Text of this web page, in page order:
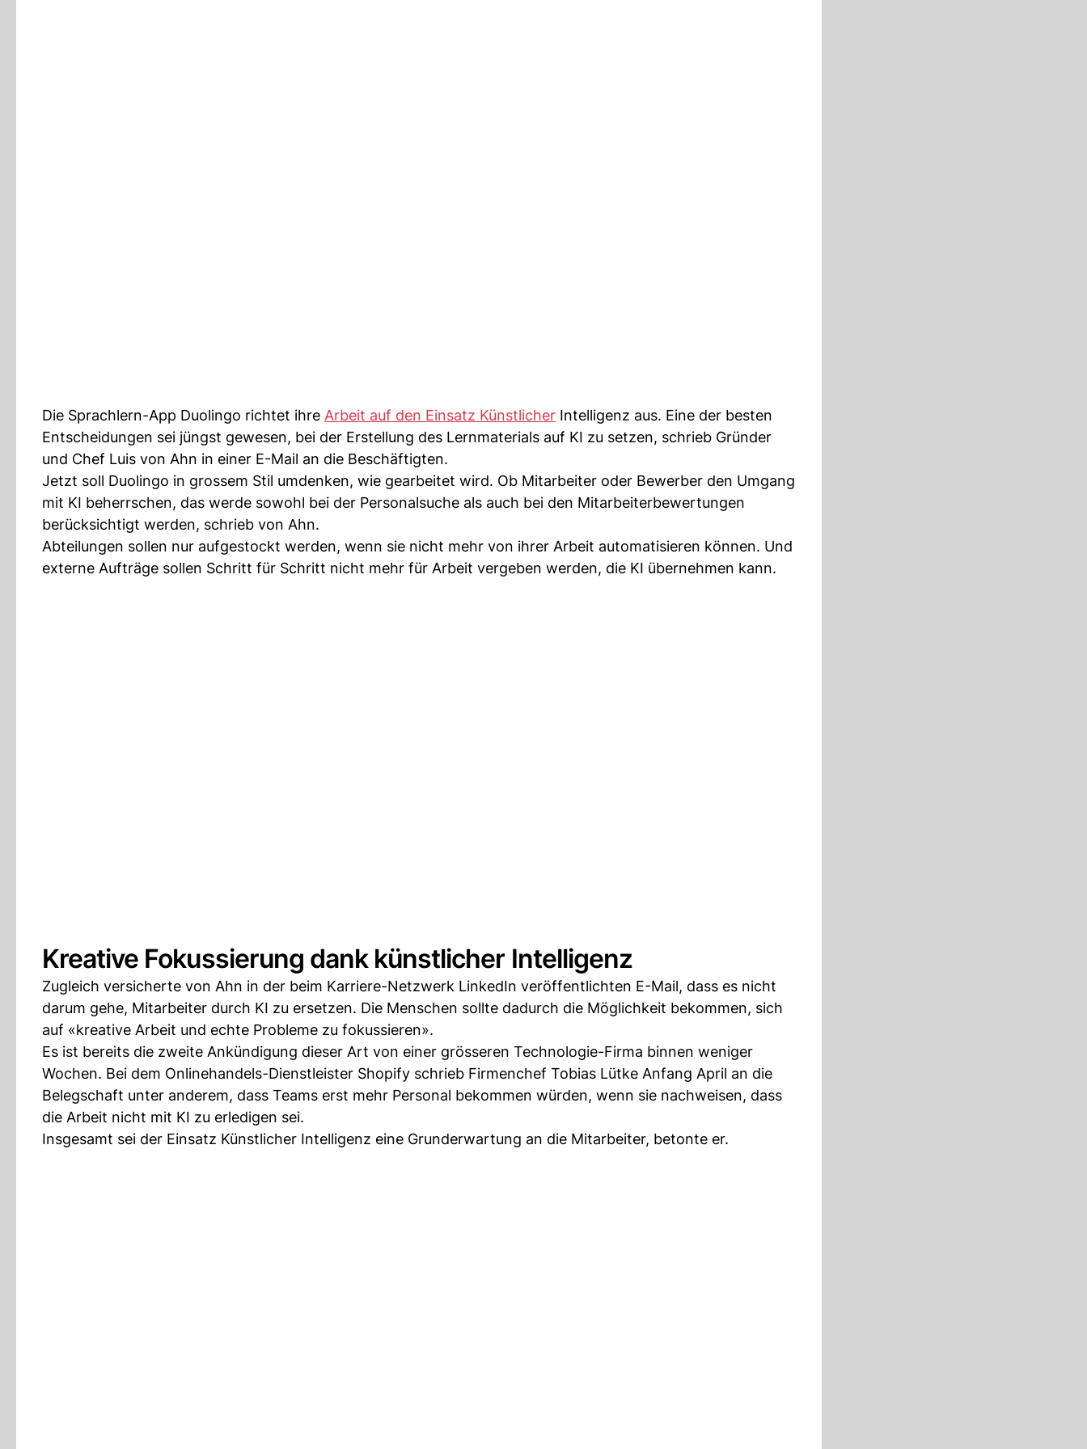
Die Sprachlern-App Duolingo richtet ihre Arbeit auf den Einsatz Künstlicher Intelligenz aus. Eine der besten
Entscheidungen sei jüngst gewesen, bei der Erstellung des Lernmaterials auf KI zu setzen, schrieb Gründer
und Chef Luis von Ahn in einer E-Mail an die Beschäftigten.
Jetzt soll Duolingo in grossem Stil umdenken, wie gearbeitet wird. Ob Mitarbeiter oder Bewerber den Umgang
mit KI beherrschen, das werde sowohl bei der Personalsuche als auch bei den Mitarbeiterbewertungen
berücksichtigt werden, schrieb von Ahn.
Abteilungen sollen nur aufgestockt werden, wenn sie nicht mehr von ihrer Arbeit automatisieren können. Und
externe Aufträge sollen Schritt für Schritt nicht mehr für Arbeit vergeben werden, die KI übernehmen kann.
Kreative Fokussierung dank künstlicher Intelligenz
Zugleich versicherte von Ahn in der beim Karriere-Netzwerk LinkedIn veröffentlichten E-Mail, dass es nicht
darum gehe, Mitarbeiter durch KI zu ersetzen. Die Menschen sollte dadurch die Möglichkeit bekommen, sich
auf «kreative Arbeit und echte Probleme zu fokussieren».
Es ist bereits die zweite Ankündigung dieser Art von einer grösseren Technologie-Firma binnen weniger
Wochen. Bei dem Onlinehandels-Dienstleister Shopify schrieb Firmenchef Tobias Lütke Anfang April an die
Belegschaft unter anderem, dass Teams erst mehr Personal bekommen würden, wenn sie nachweisen, dass
die Arbeit nicht mit KI zu erledigen sei.
Insgesamt sei der Einsatz Künstlicher Intelligenz eine Grunderwartung an die Mitarbeiter, betonte er.